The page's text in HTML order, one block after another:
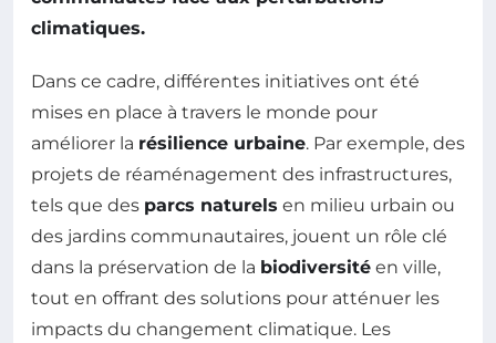
climatiques.
Dans ce cadre, différentes initiatives ont été
mises en place à travers le monde pour
améliorer la résilience urbaine. Par exemple, des
projets de réaménagement des infrastructures,
tels que des parcs naturels en milieu urbain ou
des jardins communautaires, jouent un rôle clé
dans la préservation de la biodiversité en ville,
tout en offrant des solutions pour atténuer les
impacts du changement climatique. Les